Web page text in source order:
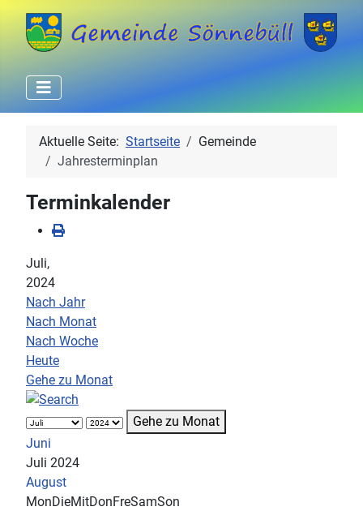
Aktuelle Seite: Startseite
Gemeinde
Jahresterminplan
Terminkalender
Juli,
2024
Nach Jahr
Nach Monat
Nach Woche
Heute
Gehe zu Monat
Gehe zu Monat
Juni
Juli 2024
August
MonDieMitDonFreSamSon